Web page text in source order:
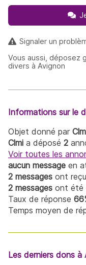
Signaler un
Vous aussi, déposez
divers à Avignon
Informations sur le
Objet donné par
Clmi a déposé 2
Voir toutes les
aucun message en
2 messages ont
2 messages ont été
Taux de réponse
Temps moyen de
Les derniers dons à